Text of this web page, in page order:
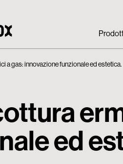
a gas: innovazione funzionale ed estetica.
ed